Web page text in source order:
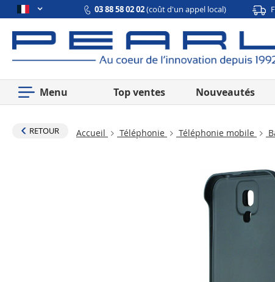
03 88 58 02 02(coût d'un appel local)
Menu Top ventes Nouveautés
RETOUR Accueil Téléphonie Téléphonie mobile